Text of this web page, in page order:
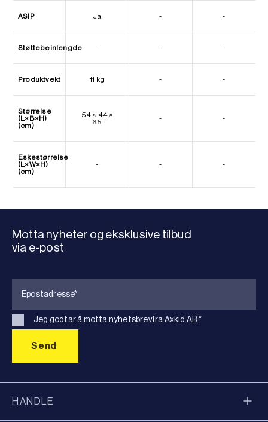
ASIP Ja - -
Støttebeinlengde - - -
Produktvekt 11 kg - -
Størrelse
(L×B×H)
(cm)
54 × 44 ×
65
- -
Eskestørrelse
(L×W×H)
(cm)
- - -
Motta nyheter og eksklusive tilbud
via e-post
Jeg godtar å motta nyhetsbrevfra Axkid AB.*
HANDLE